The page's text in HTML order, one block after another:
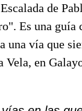
de
Es una guía
una vía que
en